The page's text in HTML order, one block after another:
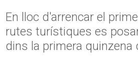
En lloc d'arrencar el
rutes turístiques es
dins la primera quinzena